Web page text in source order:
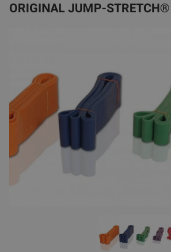
ORIGINAL JUMP-STRETCH®